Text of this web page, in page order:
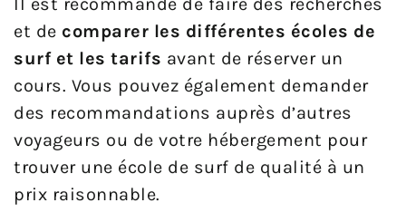
et de comparer les différentes écoles de
surf et les tarifs avant de réserver un
cours. Vous pouvez également demander
des recommandations auprès d’autres
voyageurs ou de votre hébergement pour
trouver une école de surf de qualité à un
prix raisonnable.